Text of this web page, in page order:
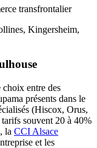
transfrontalier
Kingersheim,
choix entre des
présents dans le
(Hiscox, Orus,
souvent 20 à 40%
la CCI Alsace
et les